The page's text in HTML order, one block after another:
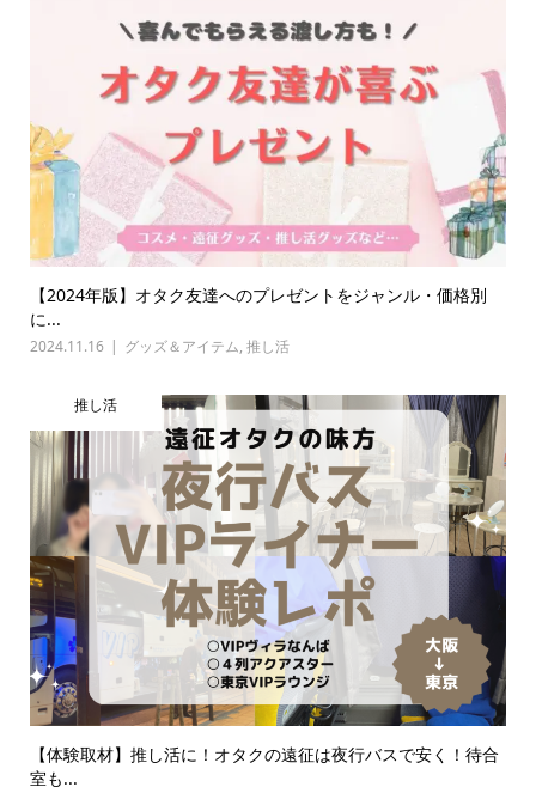
【2024年版】オタク友達へのプレゼントをジャンル・価格別
に...
2024.11.16 グッズ＆アイテム, 推し活
推し活
【体験取材】推し活に！オタクの遠征は夜行バスで安く！待合
室も...